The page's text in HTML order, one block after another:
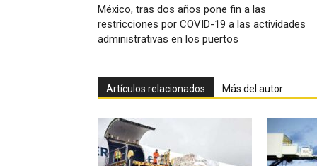
México, tras dos años pone fin a las
restricciones por COVID-19 a las actividades
administrativas en los puertos
Artículos relacionados Más del autor